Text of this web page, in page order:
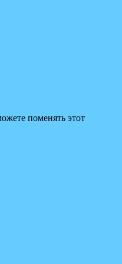
поменять этот